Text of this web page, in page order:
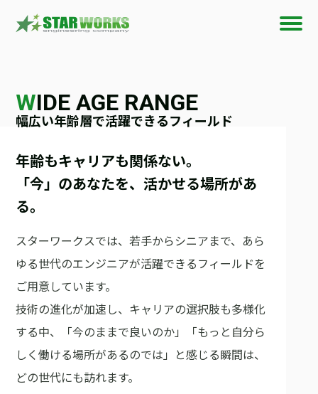
WIDE AGE RANGE
幅広い年齢層で活躍できるフィールド
年齢もキャリアも関係ない。
「今」のあなたを、活かせる場所があ
る。
スターワークスでは、若手からシニアまで、あら
ゆる世代のエンジニアが活躍できるフィールドを
ご用意しています。
技術の進化が加速し、キャリアの選択肢も多様化
する中、「今のままで良いのか」「もっと自分ら
しく働ける場所があるのでは」と感じる瞬間は、
どの世代にも訪れます。